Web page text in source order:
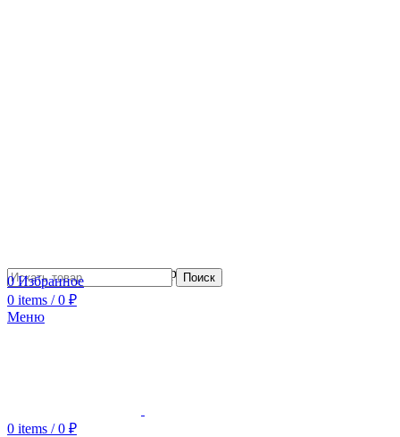
Сотрудничество с дизайнерамиПоиск
0Избранное
0 items / 0 ₽
Меню
0 items / 0 ₽